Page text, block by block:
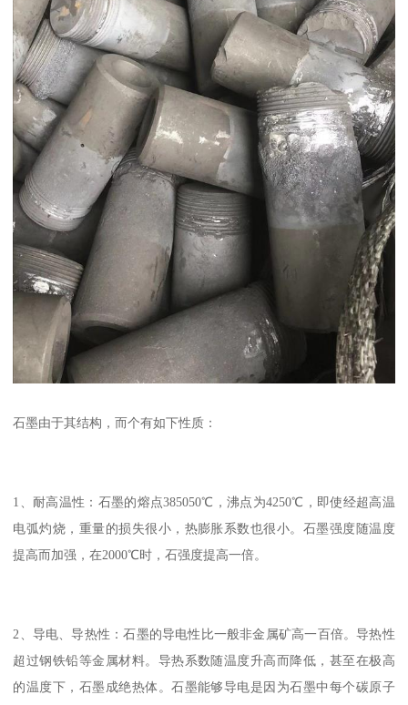
石墨由于其结构，而个有如下性质：
1、耐高温性：石墨的熔点385050℃，沸点为4250℃，即使经超高温
电弧灼烧，重量的损失很小，热膨胀系数也很小。石墨强度随温度
提高而加强，在2000℃时，石强度提高一倍。
2、导电、导热性：石墨的导电性比一般非金属矿高一百倍。导热性
超过钢铁铅等金属材料。导热系数随温度升高而降低，甚至在极高
的温度下，石墨成绝热体。石墨能够导电是因为石墨中每个碳原子